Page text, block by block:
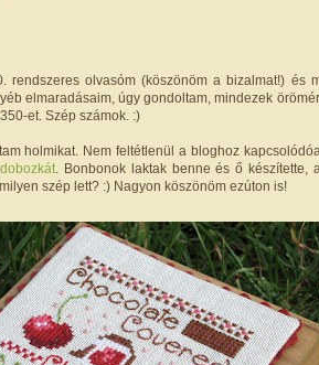
rendszeres olvasóm (köszönöm a bizalmat!) és
elmaradásaim, úgy gondoltam, mindezek
et. Szép számok. :)
holmikat. Nem feltétlenül a bloghoz
. Bonbonok laktak benne és ő készítette,
szép lett? :) Nagyon köszönöm ezúton is!